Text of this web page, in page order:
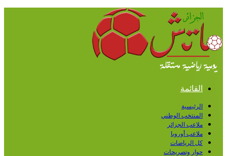
القائمة
الرئيسية
المنتخب الوطني
ملاعب الجزائر
ملاعب أوروبا
كل الرياضات
حوار وتصريحات